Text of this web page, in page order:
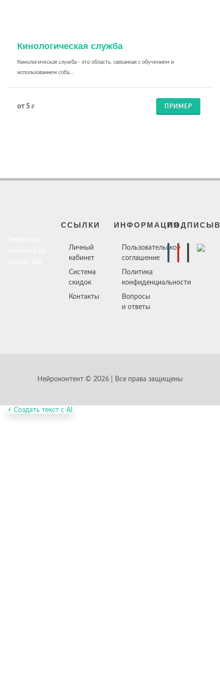
Кинологическая служба
Кинологическая служба - это область, связанная с обучением и
использованием соба...
от 5 ₽ ПРИМЕР
ССЫЛКИ
Личный
кабинет
Система
скидок
Контакты
ИНФОРМАЦИЯ
Пользовательское
соглашение
Политика
конфиденциальности
Вопросы
и ответы
Нейроконтент © 2026 | Все права защищены
⚡ Создать текст с AI